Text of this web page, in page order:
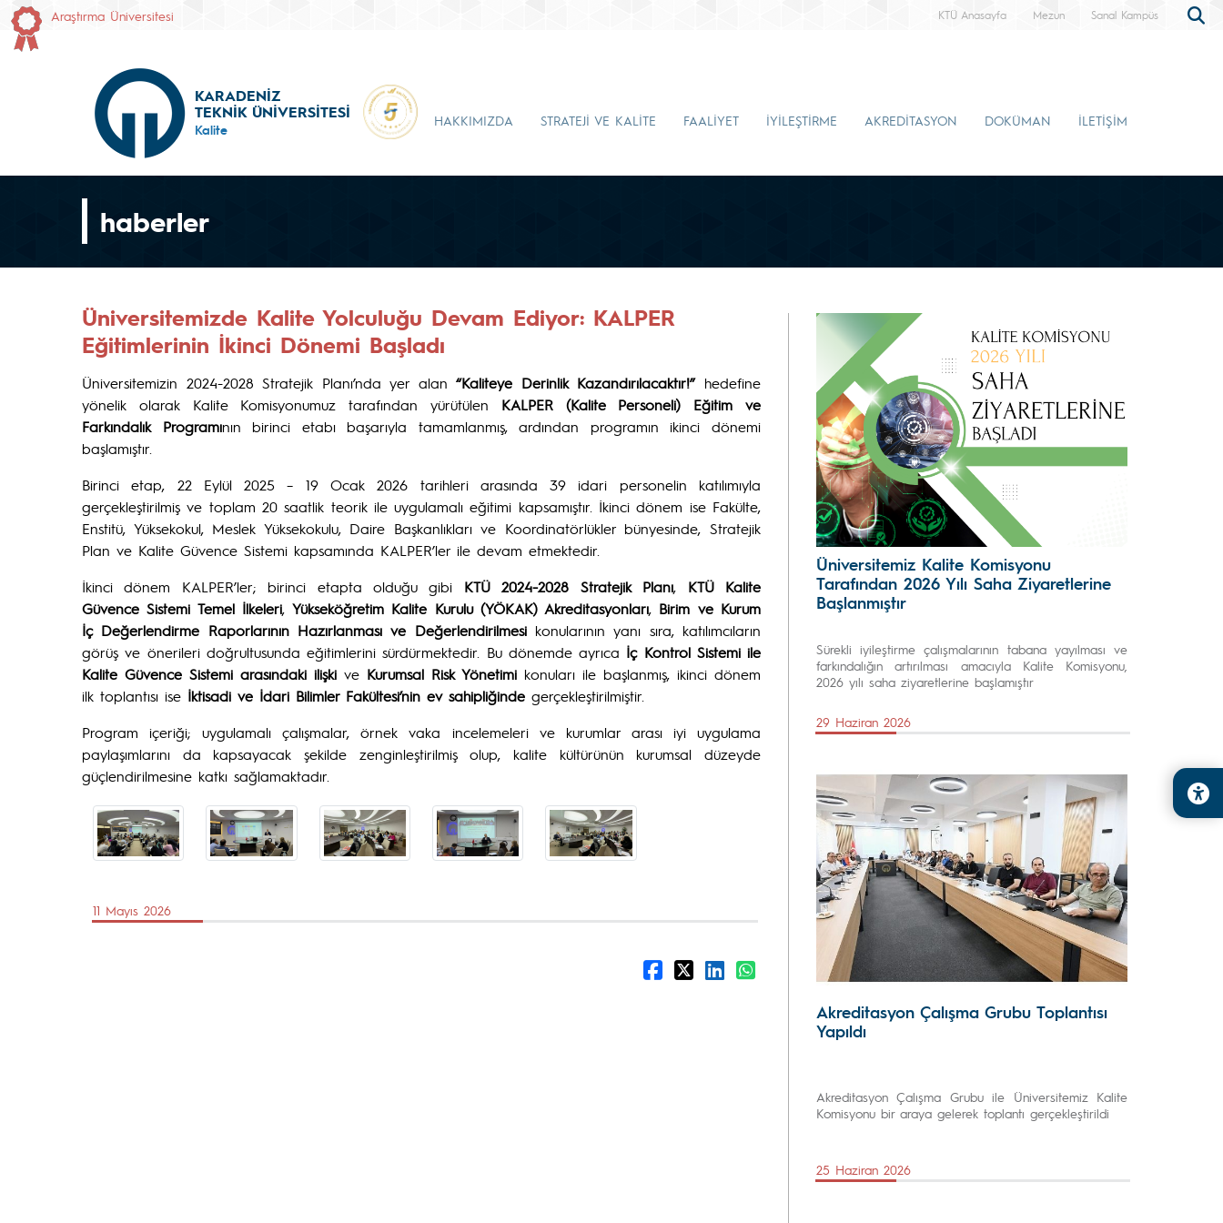
Araştırma Üniversitesi KTÜ Anasayfa Mezun Sanal Kampüs
KARADENİZ
TEKNİK ÜNİVERSİTESİ
Kalite
HAKKIMIZDA STRATEJİ VE KALİTE FAALİYET İYİLEŞTİRME AKREDİTASYON DOKÜMAN İLETİŞİM
haberler
Üniversitemizde Kalite Yolculuğu Devam Ediyor: KALPER
Eğitimlerinin İkinci Dönemi Başladı
Üniversitemizin 2024-2028 Stratejik Planı’nda yer alan“Kaliteye Derinlik Kazandırılacaktır!”hedefine
yönelik olarak Kalite Komisyonumuz tarafından yürütülen KALPER (Kalite Personeli) Eğitim ve
Farkındalık Programının birinci etabı başarıyla tamamlanmış, ardından programın ikinci dönemi
başlamıştır.
Birinci etap, 22 Eylül 2025 – 19 Ocak 2026 tarihleri arasında 39 idari personelin katılımıyla
gerçekleştirilmiş ve toplam 20 saatlik teorik ile uygulamalı eğitimi kapsamıştır. İkinci dönem ise Fakülte,
Enstitü, Yüksekokul, Meslek Yüksekokulu, Daire Başkanlıkları ve Koordinatörlükler bünyesinde, Stratejik
Plan ve Kalite Güvence Sistemi kapsamında KALPER’ler ile devam etmektedir.
İkinci dönem KALPER’ler; birinci etapta olduğu gibi KTÜ 2024-2028 Stratejik Planı, KTÜ Kalite
Güvence Sistemi Temel İlkeleri,Yükseköğretim Kalite Kurulu (YÖKAK) Akreditasyonları, Birim ve Kurum
İç Değerlendirme Raporlarının Hazırlanması ve Değerlendirilmesikonularının yanı sıra, katılımcıların
görüş ve önerileri doğrultusunda eğitimlerini sürdürmektedir. Bu dönemde ayrıca İç Kontrol Sistemi ile
Kalite Güvence Sistemi arasındaki ilişki ve Kurumsal Risk Yönetimi konuları ile başlanmış, ikinci dönem
ilk toplantısı ise İktisadi ve İdari Bilimler Fakültesi’nin ev sahipliğinde gerçekleştirilmiştir.
Program içeriği; uygulamalı çalışmalar, örnek vaka incelemeleri ve kurumlar arası iyi uygulama
paylaşımlarını da kapsayacak şekilde zenginleştirilmiş olup, kalite kültürünün kurumsal düzeyde
güçlendirilmesine katkı sağlamaktadır.
11 Mayıs 2026
Üniversitemiz Kalite Komisyonu
Tarafından 2026 Yılı Saha Ziyaretlerine
Başlanmıştır
Sürekli iyileştirme çalışmalarının tabana yayılması ve
farkındalığın artırılması amacıyla Kalite Komisyonu,
2026 yılı saha ziyaretlerine başlamıştır
29 Haziran 2026
Akreditasyon Çalışma Grubu Toplantısı
Yapıldı
Akreditasyon Çalışma Grubu ile Üniversitemiz Kalite
Komisyonu bir araya gelerek toplantı gerçekleştirildi
25 Haziran 2026